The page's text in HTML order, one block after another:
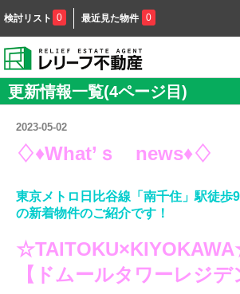
検討リスト 0 最近見た物件 0
更新情報一覧(4ページ目)
2023-05-02
♢♦What’ｓ news♦♢
東京メトロ日比谷線「南千住」駅徒歩
の新着物件のご紹介です！
【ドムールタワーレジデ